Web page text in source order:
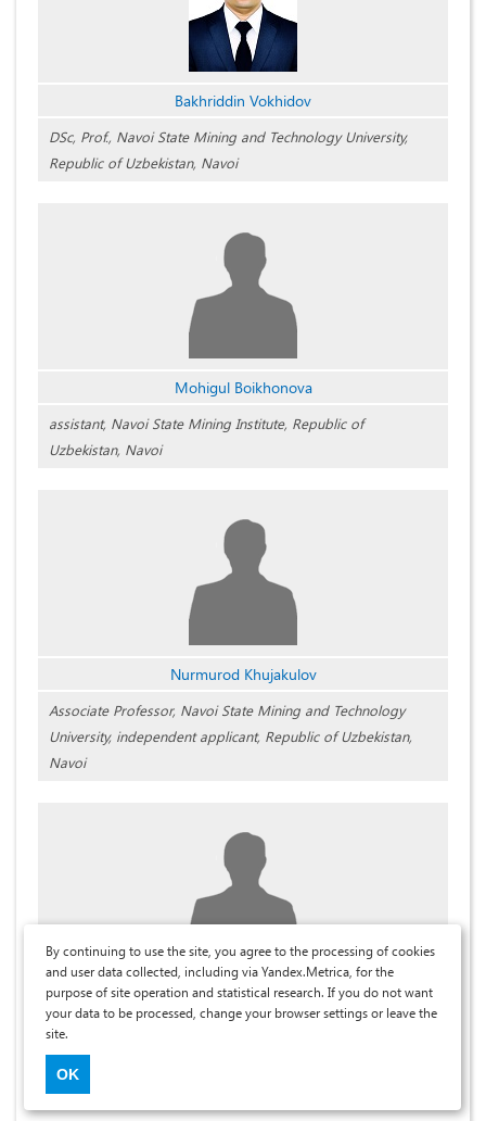
Bakhriddin Vokhidov
DSc, Prof., Navoi State Mining and Technology University,
Republic of Uzbekistan, Navoi
Mohigul Boikhonova
assistant, Navoi State Mining Institute, Republic of
Uzbekistan, Navoi
Nurmurod Khujakulov
Associate Professor, Navoi State Mining and Technology
University, independent applicant, Republic of Uzbekistan,
Navoi
Jakhongir Narzullaev
Doctor of philosophy, Navoi state university of mining and
By continuing to use the site, you agree to the processing of cookies
and user data collected, including via Yandex.Metrica, for the
purpose of site operation and statistical research. If you do not want
your data to be processed, change your browser settings or leave the
site.
OK